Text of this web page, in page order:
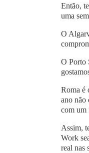
Então,
uma
O
O Porto
Roma é
ano não
com um
Assim,
Work
real nas